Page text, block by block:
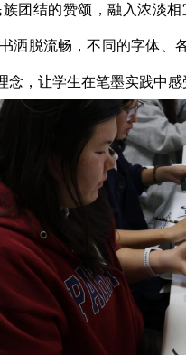
团结的赞颂，融入浓淡
洒脱流畅，不同的字体
，让学生在笔墨实践中